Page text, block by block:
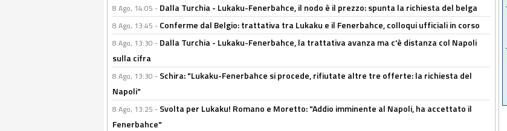
8 Ago, 14:05 - Dalla Turchia - Lukaku-Fenerbahce, il nodo è il prezzo: spunta la richiesta del belga
8 Ago, 13:45 - Conferme dal Belgio: trattativa tra Lukaku e il Fenerbahce, colloqui ufficiali in corso
8 Ago, 13:30 - Dalla Turchia - Lukaku-Fenerbahce, la trattativa avanza ma c'è distanza col Napoli
sulla cifra
8 Ago, 13:30 - Schira: "Lukaku-Fenerbahce si procede, rifiutate altre tre offerte: la richiesta del
Napoli"
8 Ago, 13:25 - Svolta per Lukaku! Romano e Moretto: "Addio imminente al Napoli, ha accettato il
Fenerbahce"